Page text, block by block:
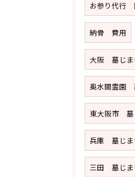
お参り代行
納骨 費用
大阪 墓じま
奥水間霊園
東大阪市 墓
兵庫 墓じま
三田 墓じま